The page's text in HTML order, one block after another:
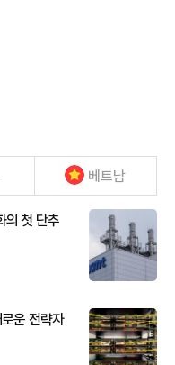
베트남
의 첫 단추
운 전략자